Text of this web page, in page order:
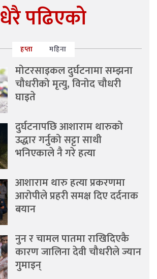
धेरै पढिएको
हप्ता महिना
मोटरसाइकल दुर्घटनामा सम्झना
चौधरीको मृत्यु, विनोद चौधरी
घाइते
दुर्घटनापछि आशाराम थारुको
उद्धार गर्नुको सट्टा साथी
भनिएकाले नै गरे हत्या
आशाराम थारु हत्या प्रकरणमा
आरोपीले प्रहरी समक्ष दिए दर्दनाक
बयान
नुन र चामल पातमा राखिदिएकै
कारण जालिना देवी चौधरीले ज्यान
गुमाइन्